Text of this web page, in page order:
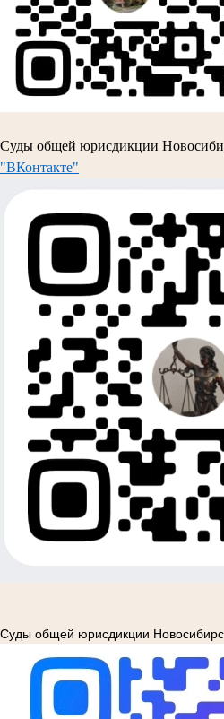
Суды общей юрисдикции
"ВКонтакте"
Суды общей юрисдикции